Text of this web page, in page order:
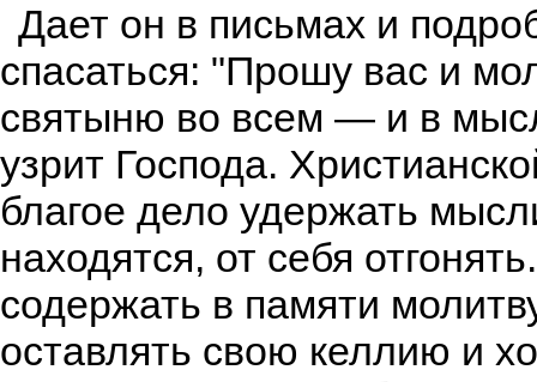
Дает он в письмах и
спасаться: "Прошу вас и
святыню во всем — и в
узрит Господа.
благое дело удержать
находятся, от себя
содержать в памяти
оставлять свою келлию и